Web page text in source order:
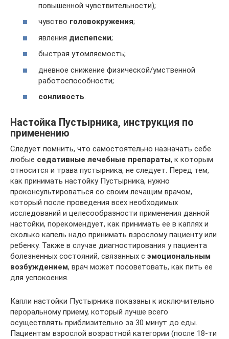
повышенной чувствительности);
чувство головокружения;
явления диспепсии;
быстрая утомляемость;
дневное снижение физической/умственной
работоспособности;
сонливость.
Настойка Пустырника, инструкция по
применению
Следует помнить, что самостоятельно назначать себе
любые седативные лечебные препараты, к которым
относится и трава пустырника, не следует. Перед тем,
как принимать настойку Пустырника, нужно
проконсультироваться со своим лечащим врачом,
который после проведения всех необходимых
исследований и целесообразности применения данной
настойки, порекомендует, как принимать ее в каплях и
сколько капель надо принимать взрослому пациенту или
ребенку. Также в случае диагностирования у пациента
болезненных состояний, связанных с эмоциональным
возбуждением, врач может посоветовать, как пить ее
для успокоения.
Капли настойки Пустырника показаны к исключительно
пероральному приему, который лучше всего
осуществлять приблизительно за 30 минут до еды.
Пациентам взрослой возрастной категории (после 18-ти